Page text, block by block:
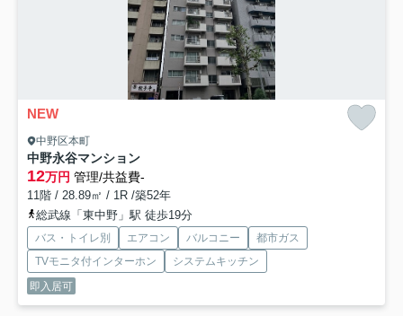
NEW
中野区本町
中野永谷マンション
12万円 管理/共益費-
11階 / 28.89㎡ / 1R /築52年
総武線「東中野」駅 徒歩19分
バス・トイレ別 エアコン バルコニー
都市ガス
TVモニタ付インターホン
システムキッチン
即入居可